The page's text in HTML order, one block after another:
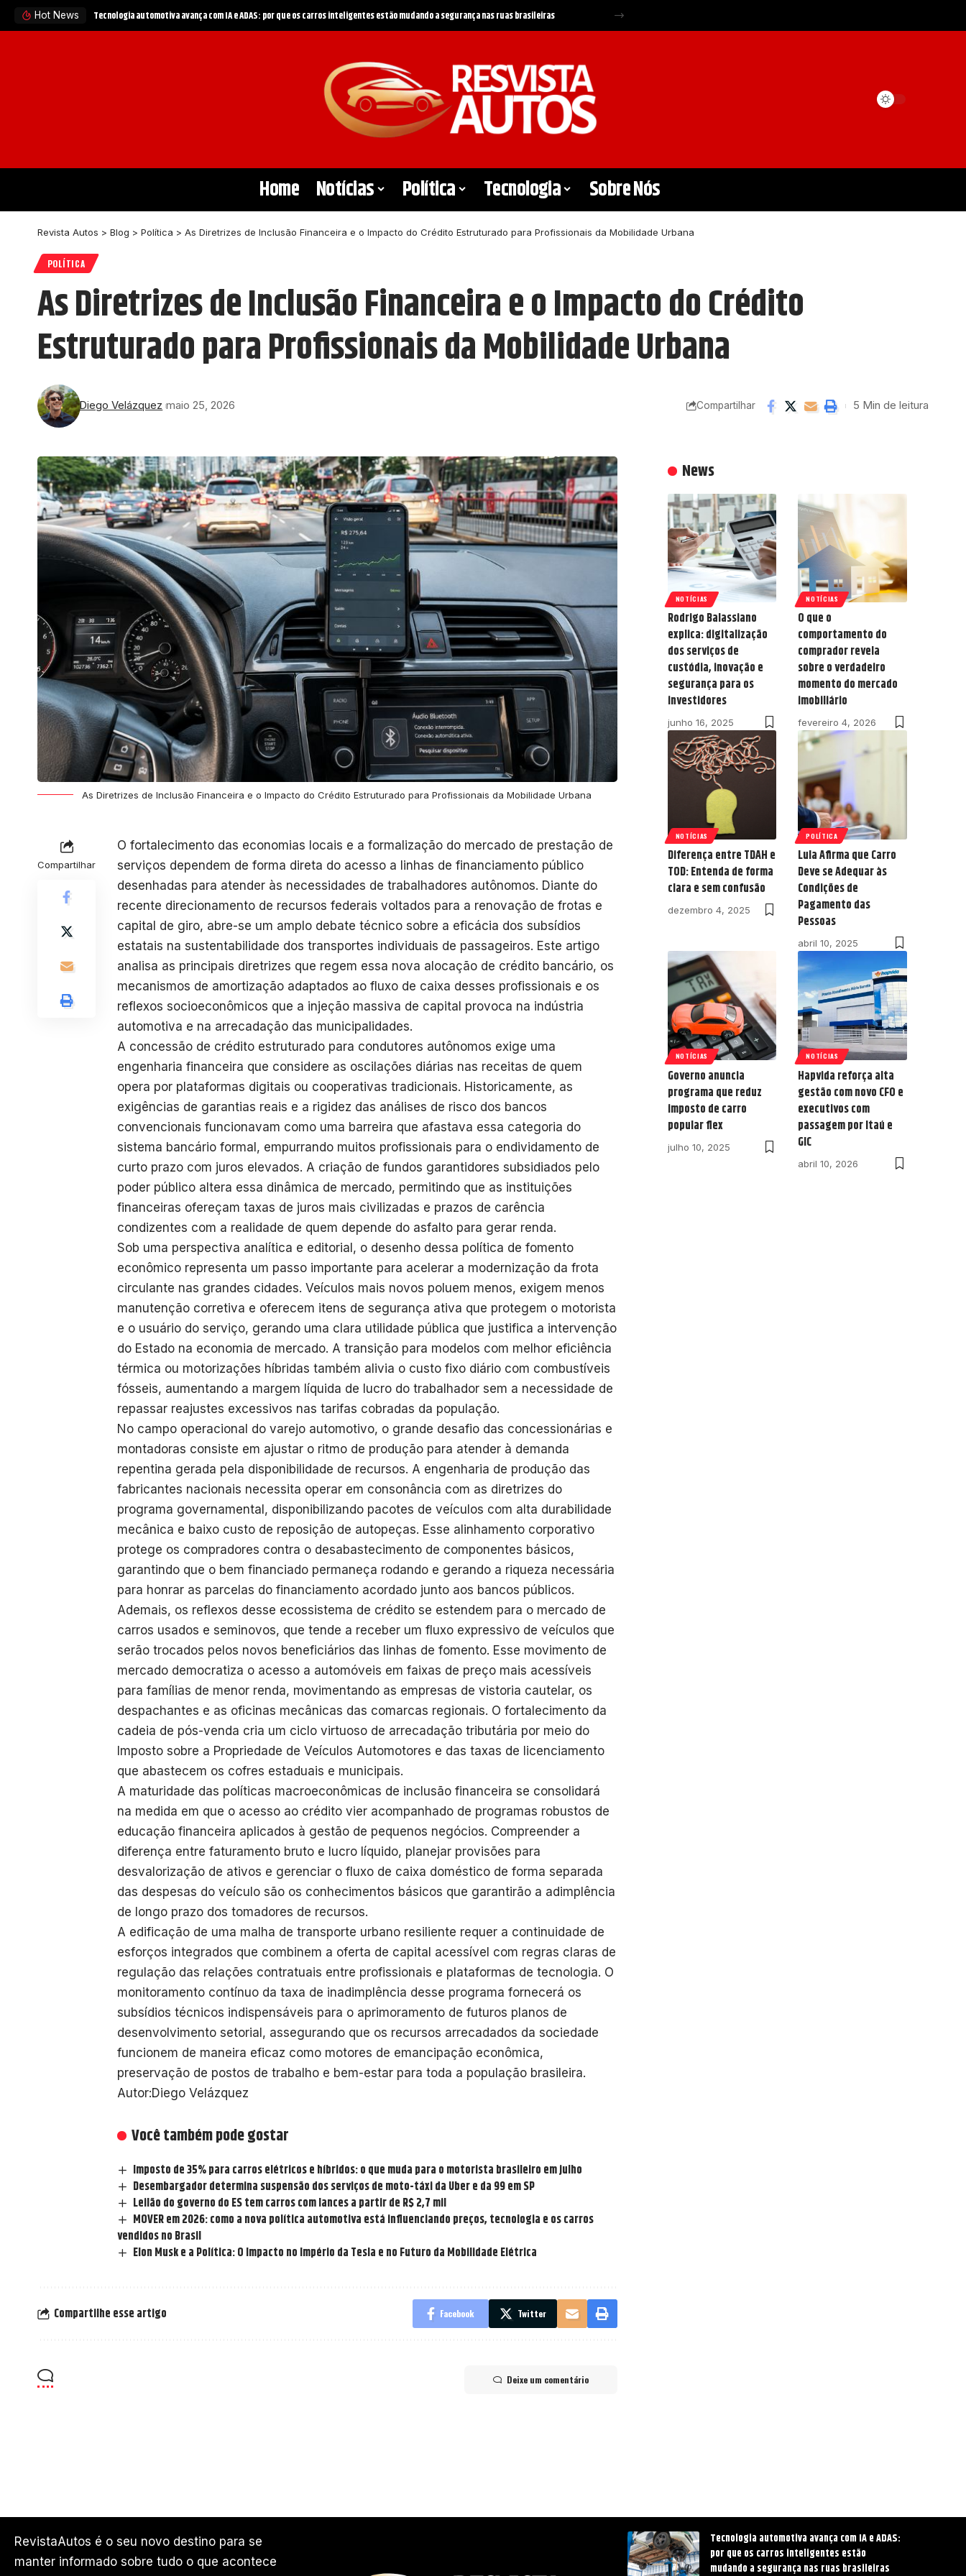
Hot News Política automotiva no Brasil entra em nova fase: como incentivos e regras do governo podem mudar o mercado de carros em 2026
Home Notícias Política Tecnologia Sobre Nós
Revista Autos > Blog > Política > As Diretrizes de Inclusão Financeira e o Impacto do Crédito Estruturado para Profissionais da Mobilidade Urbana
POLÍTICA
As Diretrizes de Inclusão Financeira e o Impacto do Crédito
Estruturado para Profissionais da Mobilidade Urbana
Diego Velázquez maio 25, 2026 Compartilhar 5 Min de leitura
As Diretrizes de Inclusão Financeira e o Impacto do Crédito Estruturado para Profissionais da Mobilidade Urbana
Compartilhar
O fortalecimento das economias locais e a formalização do mercado de prestação de
serviços dependem de forma direta do acesso a linhas de financiamento público
desenhadas para atender às necessidades de trabalhadores autônomos. Diante do
recente direcionamento de recursos federais voltados para a renovação de frotas e
capital de giro, abre-se um amplo debate técnico sobre a eficácia dos subsídios
estatais na sustentabilidade dos transportes individuais de passageiros. Este artigo
analisa as principais diretrizes que regem essa nova alocação de crédito bancário, os
mecanismos de amortização adaptados ao fluxo de caixa desses profissionais e os
reflexos socioeconômicos que a injeção massiva de capital provoca na indústria
automotiva e na arrecadação das municipalidades.
A concessão de crédito estruturado para condutores autônomos exige uma
engenharia financeira que considere as oscilações diárias nas receitas de quem
opera por plataformas digitais ou cooperativas tradicionais. Historicamente, as
exigências de garantias reais e a rigidez das análises de risco dos bancos
convencionais funcionavam como uma barreira que afastava essa categoria do
sistema bancário formal, empurrando muitos profissionais para o endividamento de
curto prazo com juros elevados. A criação de fundos garantidores subsidiados pelo
poder público altera essa dinâmica de mercado, permitindo que as instituições
financeiras ofereçam taxas de juros mais civilizadas e prazos de carência
condizentes com a realidade de quem depende do asfalto para gerar renda.
Sob uma perspectiva analítica e editorial, o desenho dessa política de fomento
econômico representa um passo importante para acelerar a modernização da frota
circulante nas grandes cidades. Veículos mais novos poluem menos, exigem menos
manutenção corretiva e oferecem itens de segurança ativa que protegem o motorista
e o usuário do serviço, gerando uma clara utilidade pública que justifica a intervenção
do Estado na economia de mercado. A transição para modelos com melhor eficiência
térmica ou motorizações híbridas também alivia o custo fixo diário com combustíveis
fósseis, aumentando a margem líquida de lucro do trabalhador sem a necessidade de
repassar reajustes excessivos nas tarifas cobradas da população.
No campo operacional do varejo automotivo, o grande desafio das concessionárias e
montadoras consiste em ajustar o ritmo de produção para atender à demanda
repentina gerada pela disponibilidade de recursos. A engenharia de produção das
fabricantes nacionais necessita operar em consonância com as diretrizes do
programa governamental, disponibilizando pacotes de veículos com alta durabilidade
mecânica e baixo custo de reposição de autopeças. Esse alinhamento corporativo
protege os compradores contra o desabastecimento de componentes básicos,
garantindo que o bem financiado permaneça rodando e gerando a riqueza necessária
para honrar as parcelas do financiamento acordado junto aos bancos públicos.
Ademais, os reflexos desse ecossistema de crédito se estendem para o mercado de
carros usados e seminovos, que tende a receber um fluxo expressivo de veículos que
serão trocados pelos novos beneficiários das linhas de fomento. Esse movimento de
mercado democratiza o acesso a automóveis em faixas de preço mais acessíveis
para famílias de menor renda, movimentando as empresas de vistoria cautelar, os
despachantes e as oficinas mecânicas das comarcas regionais. O fortalecimento da
cadeia de pós-venda cria um ciclo virtuoso de arrecadação tributária por meio do
Imposto sobre a Propriedade de Veículos Automotores e das taxas de licenciamento
que abastecem os cofres estaduais e municipais.
A maturidade das políticas macroeconômicas de inclusão financeira se consolidará
na medida em que o acesso ao crédito vier acompanhado de programas robustos de
educação financeira aplicados à gestão de pequenos negócios. Compreender a
diferença entre faturamento bruto e lucro líquido, planejar provisões para
desvalorização de ativos e gerenciar o fluxo de caixa doméstico de forma separada
das despesas do veículo são os conhecimentos básicos que garantirão a adimplência
de longo prazo dos tomadores de recursos.
A edificação de uma malha de transporte urbano resiliente requer a continuidade de
esforços integrados que combinem a oferta de capital acessível com regras claras de
regulação das relações contratuais entre profissionais e plataformas de tecnologia. O
monitoramento contínuo da taxa de inadimplência desse programa fornecerá os
subsídios técnicos indispensáveis para o aprimoramento de futuros planos de
desenvolvimento setorial, assegurando que os recursos arrecadados da sociedade
funcionem de maneira eficaz como motores de emancipação econômica,
preservação de postos de trabalho e bem-estar para toda a população brasileira.
Autor:Diego Velázquez
Você também pode gostar
Imposto de 35% para carros elétricos e híbridos: o que muda para o motorista brasileiro em julho
Desembargador determina suspensão dos serviços de moto-táxi da Uber e da 99 em SP
Leilão do governo do ES tem carros com lances a partir de R$ 2,7 mil
MOVER em 2026: como a nova política automotiva está influenciando preços, tecnologia e os carros
vendidos no Brasil
Elon Musk e a Política: O Impacto no Império da Tesla e no Futuro da Mobilidade Elétrica
Compartilhe esse artigo Facebook Twitter
Deixe um comentário
News
NOTÍCIAS
Rodrigo Balassiano
explica: digitalização
dos serviços de
custódia, inovação e
segurança para os
investidores
junho 16, 2025
NOTÍCIAS
O que o
comportamento do
comprador revela
sobre o verdadeiro
momento do mercado
imobiliário
fevereiro 4, 2026
NOTÍCIAS
Diferença entre TDAH e
TOD: Entenda de forma
clara e sem confusão
dezembro 4, 2025
POLÍTICA
Lula Afirma que Carro
Deve se Adequar às
Condições de
Pagamento das
Pessoas
abril 10, 2025
NOTÍCIAS
Governo anuncia
programa que reduz
imposto de carro
popular flex
julho 10, 2025
NOTÍCIAS
Hapvida reforça alta
gestão com novo CFO e
executivos com
passagem por Itaú e
GIC
abril 10, 2026
RevistaAutos é o seu novo destino para se
manter informado sobre tudo o que acontece
Tecnologia automotiva avança com IA e ADAS:
por que os carros inteligentes estão
mudando a segurança nas ruas brasileiras